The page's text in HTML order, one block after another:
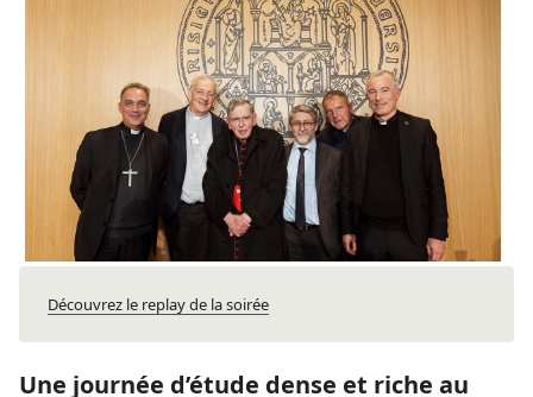
Découvrez le replay de la soirée
Une journée d’étude dense et riche au